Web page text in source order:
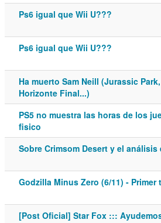
Ps6 igual que Wii U???
Ps6 igual que Wii U???
Ha muerto Sam Neill (Jurassic Park,
Horizonte Final...)
PS5 no muestra las horas de los
fisico
Sobre Crimsom Desert y el análisis
Godzilla Minus Zero (6/11) - Primer
[Post Oficial] Star Fox :::